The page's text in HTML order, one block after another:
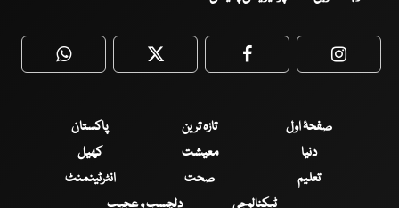
WhatsApp Twitter Facebook
صفحۂ اول تازہ ترین
پاکستان
دنیا
معیشت
کھیل
تعلیم
صحت
انٹرٹینمنٹ